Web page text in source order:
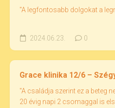
"A legfontosabb dolgokat a
2024.06.23. 0
Grace klinika 12/6 –
"A családja szerint ez a beteg
20 évig napi 2 csomaggal is